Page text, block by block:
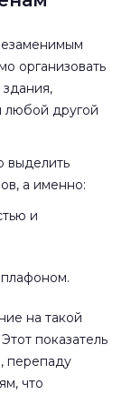
организовать
любой другой
выделить
а именно:
и
на такой
показатель
перепаду
что